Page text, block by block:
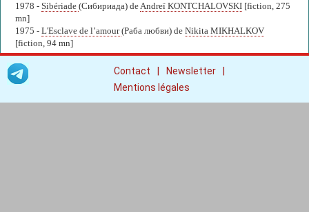
1978 - Sibériade (Сибириада) deAndreï KONTCHALOVSKI [fiction, 275
mn]
1975 - L'Esclave de l’amour(Раба любви) de Nikita MIKHALKOV
[fiction, 94 mn]
Contact Newsletter
Mentions légales